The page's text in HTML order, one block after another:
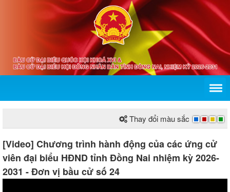
Thay đổi màu sắc
[Video] Chương trình hành động của các ứng cử
viên đại biểu HĐND tỉnh Đồng Nai nhiệm kỳ 2026-
2031 - Đơn vị bầu cử số 24